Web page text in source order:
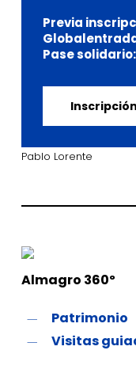
Previa
Pase
Inscripción
Pablo Lorente
Almagro 360º
Patrimonio
Visitas